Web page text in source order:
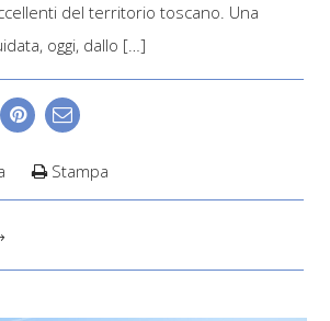
del territorio toscano. Una
oggi, dallo […]
Stampa